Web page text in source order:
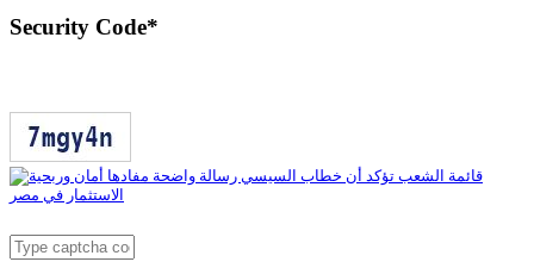
Security Code*